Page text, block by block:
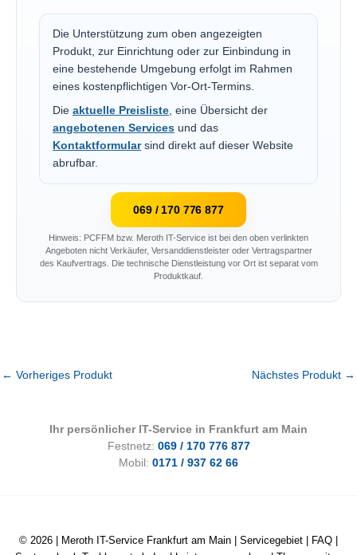
Die Unterstützung zum oben angezeigten
Produkt, zur Einrichtung oder zur Einbindung in
eine bestehende Umgebung erfolgt im Rahmen
eines kostenpflichtigen Vor-Ort-Termins.
Die aktuelle Preisliste , eine Übersicht der
angebotenen Services und das
Kontaktformularsind direkt auf dieser Website
abrufbar.
069 / 170 776 877
Hinweis: PCFFM bzw. Meroth IT-Service ist bei den oben verlinkten
Angeboten nicht Verkäufer, Versanddienstleister oder Vertragspartner
des Kaufvertrags. Die technische Dienstleistung vor Ort ist separat vom
Produktkauf.
← Vorheriges Produkt Nächstes Produkt →
Ihr persönlicher IT-Service in Frankfurt am Main
Festnetz: 069 / 170 776 877
Mobil: 0171 / 937 62 66
© 2026 | Meroth IT-Service Frankfurt am Main Servicegebiet FAQ